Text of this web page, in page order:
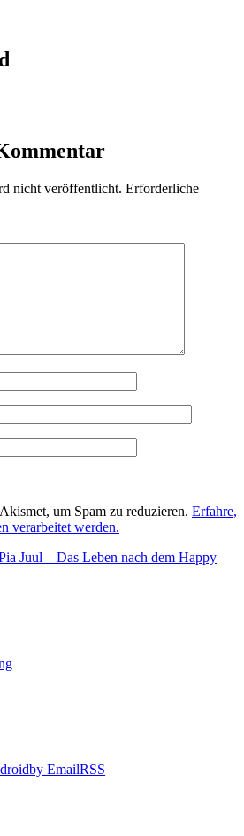
nicht veröffentlicht. Erforderliche
um Spam zu reduzieren. Erfahre,
verarbeitet werden.
Juul – Das Leben nach dem Happy
by EmailRSS